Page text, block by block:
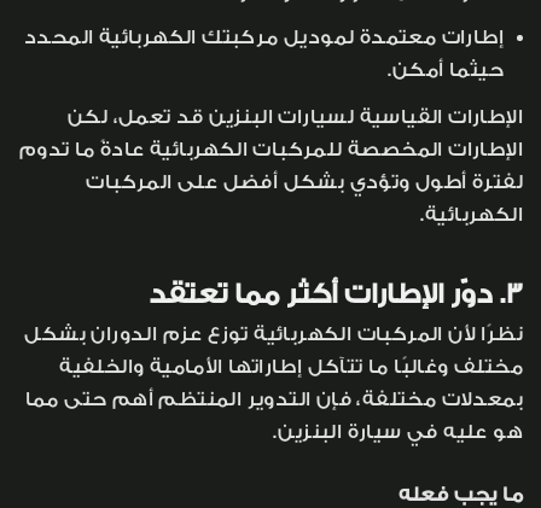
إطارات معتمدة لموديل مركبتك الكهربائية المحدد
حيثما أمكن.
الإطارات القياسية لسيارات البنزين قد تعمل، لكن
الإطارات المخصصة للمركبات الكهربائية عادةً ما تدوم
لفترة أطول وتؤدي بشكل أفضل على المركبات
الكهربائية.
3. دوّر الإطارات أكثر مما تعتقد
نظرًا لأن المركبات الكهربائية توزع عزم الدوران بشكل
مختلف وغالبًا ما تتآكل إطاراتها الأمامية والخلفية
بمعدلات مختلفة، فإن التدوير المنتظم أهم حتى مما
هو عليه في سيارة البنزين.
ما يجب فعله